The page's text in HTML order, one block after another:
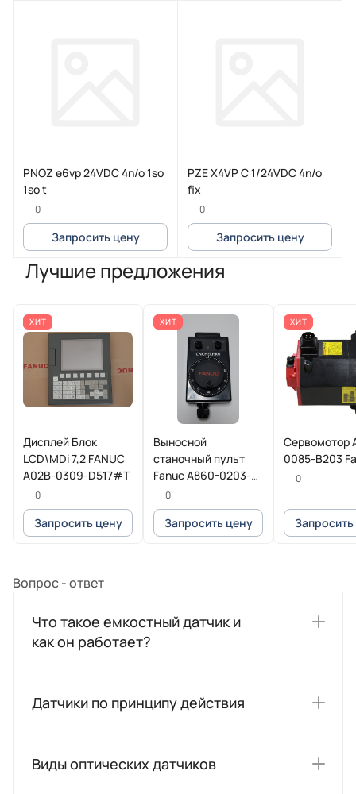
PNOZ e6vp 24VDC 4n/o 1so
1so t
0
Запросить цену
PZE X4VP C 1/24VDC 4n/o
fix
0
Запросить цену
Лучшие предложения
ХИТ
Дисплей Блок
LCD\MDi 7,2 FANUC
A02B-0309-D517#T
0
Запросить цену
ХИТ
Выносной
станочный пульт
Fanuc A860-0203-
T013
0
Запросить цену
ХИТ
Сервомотор
0085-B203
0
Вопрос - ответ
Что такое емкостный датчик и
как он работает?
Датчики по принципу действия
Виды оптических датчиков